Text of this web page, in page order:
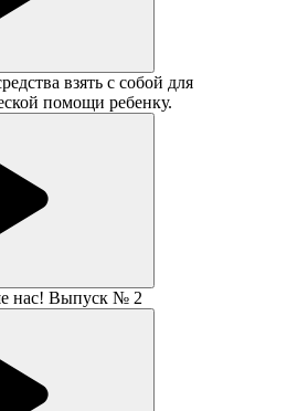
взять с собой для
помощи ребенку.
нас! Выпуск № 2